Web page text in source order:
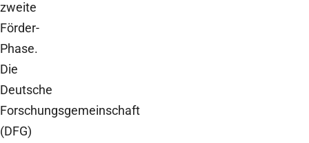
zweite
Förder-
Phase.
Die
Deutsche
Forschungsgemeinschaft
(DFG)